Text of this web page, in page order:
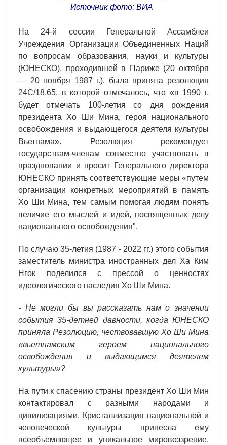
Источник фото: ВИА
На 24-й сессии Генеральной Ассамблеи
Учреждения Организации Объединенных Наций
по вопросам образования, науки и культуры
(ЮНЕСКО), проходившей в Париже (20 октября
— 20 ноября 1987 г.), была принята резолюция
24С/18.65, в которой отмечалось, что «в 1990 г.
будет отмечать 100-летия со дня рождения
президента Хо Ши Мина, героя национального
освобождения и выдающегося деятеля культуры
Вьетнама». Резолюция рекомендует
государствам-членам совместно участвовать в
праздновании и просит Генерального директора
ЮНЕСКО принять соответствующие меры «путем
организации конкретных мероприятий в память
Хо Ши Мина, тем самым помогая людям понять
величие его мыслей и идей, посвященных делу
национального освобождения".
По случаю 35-летия (1987 - 2022 гг.) этого события
заместитель министра иностранных дел Ха Ким
Нгок поделился с прессой о ценностях
идеологического наследия Хо Ши Мина.
- Не могли бы вы рассказать нам о значении
события 35-детней давности, когда ЮНЕСКО
приняла Резолюцию, чествовавшую Хо Ши Мина
«вьетнамским героем национального
освобождения и выдающимся деятелем
культуры»?
На пути к спасению страны президент Хо Ши Мин
контактировал с разными народами и
цивилизациями. Кристаллизация национальной и
человеческой культуры принесла ему
всеобъемлющее и уникальное мировоззрение.